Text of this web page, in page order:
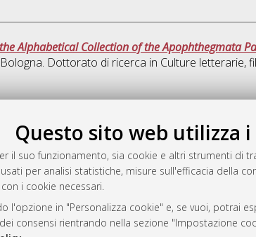
Questo sito web utilizza
il suo funzionamento, sia cookie e altri strumenti di
per analisi statistiche, misure sull'efficacia della
i cookie necessari.
l'opzione in "Personalizza cookie" e, se vuoi, potrai
consensi rientrando nella sezione "Impostazione
Alphabetical Collection of the Apophthegmata
Dottorato di ricerca in Culture letterarie,
7946
e gestito daAlmaDL
Cookie
sulla privacy
d’uso del sito